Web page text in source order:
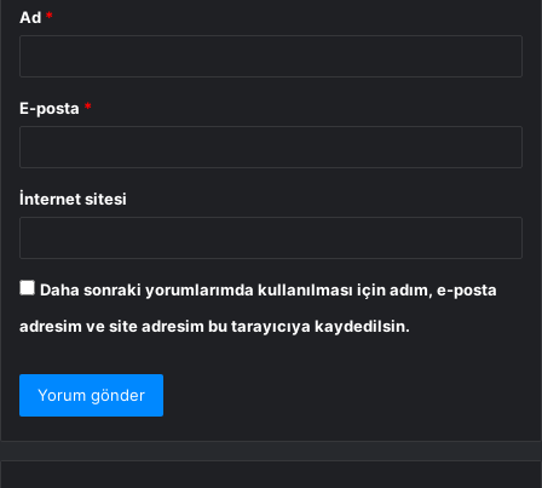
Ad *
E-posta *
İnternet sitesi
Daha sonraki yorumlarımda kullanılması için adım, e-posta
adresim ve site adresim bu tarayıcıya kaydedilsin.